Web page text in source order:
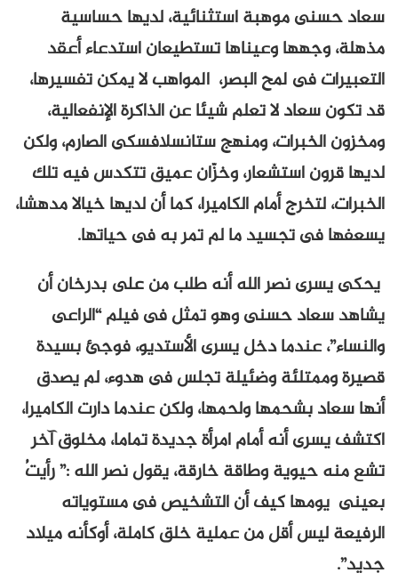
سعاد حسنى موهبة استثنائية، لديها حساسية
مذهلة، وجهها وعيناها تستطيعان استدعاء أعقد
التعبيرات فى لمح البصر، المواهب لا يمكن تفسيرها،
قد تكون سعاد لا تعلم شيئا عن الذاكرة الإنفعالية،
ومخزون الخبرات، ومنهج ستانسلافسكى الصارم، ولكن
لديها قرون استشعار، وخزّان عميق تتكدس فيه تلك
الخبرات، لتخرج أمام الكاميرا، كما أن لديها خيالا مدهشا،
يسعفها فى تجسيد ما لم تمر به فى حياتها.
يحكى يسرى نصر الله أنه طلب من على بدرخان أن
يشاهد سعاد حسنى وهو تمثل فى فيلم “الراعى
والنساء”، عندما دخل يسرى الأستديو، فوجئ بسيدة
قصيرة وممتلئة وضئيلة تجلس فى هدوء، لم يصدق
أنها سعاد بشحمها ولحمها، ولكن عندما دارت الكاميرا،
اكتشف يسرى أنه أمام امرأة جديدة تماما، مخلوق آخر
تشع منه حيوية وطاقة خارقة، يقول نصر الله :” رأيتُ
بعينى يومها كيف أن التشخيص فى مستوياته
الرفيعة ليس أقل من عملية خلق كاملة، أوكأنه ميلاد
جديد”.